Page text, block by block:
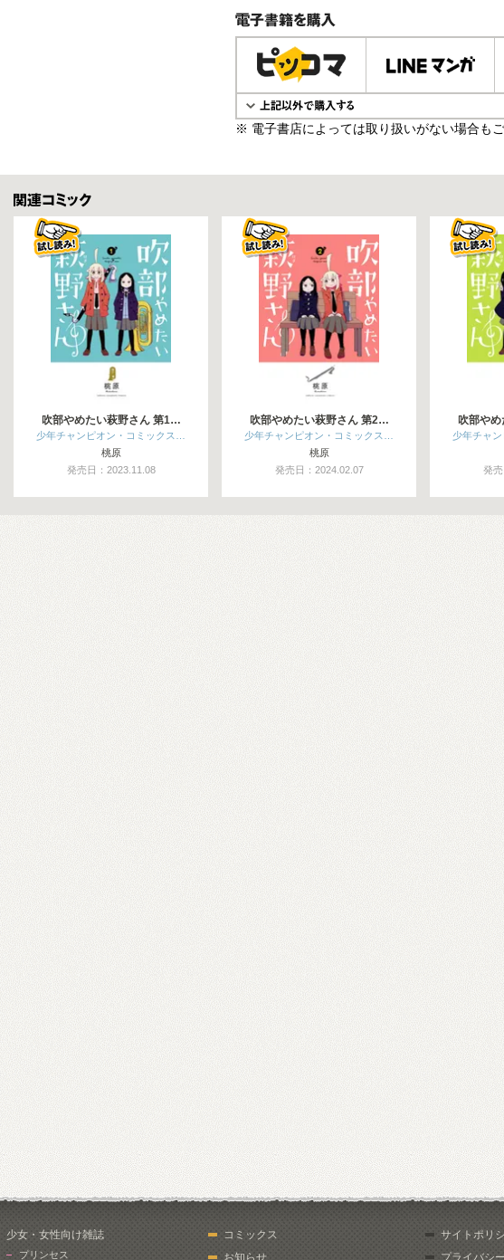
電子書籍で購入
※ 電子書店によっては取り扱いがない場合も
関連コミックス
吹部やめたい萩野さん 第1…
少年チャンピオン・コミックス…
桃原
発売日：2023.11.08
吹部やめたい萩野さん 第2…
少年チャンピオン・コミックス…
桃原
発売日：2024.02.07
吹部や
少年チャ
発
少女・女性向け雑誌
プリンセス
コミックス
お知らせ
サイトポリ
プライバシ